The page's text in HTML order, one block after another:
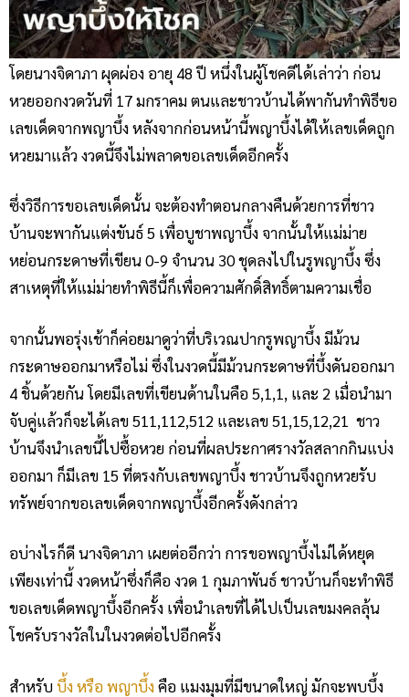
โดยนางจิดาภา ผุดผ่อง อายุ 48 ปี หนึ่งในผู้โชคดีได้เล่าว่า ก่อน
หวยออกงวดวันที่ 17 มกราคม ตนและชาวบ้านได้พากันทำพิธีขอ
เลขเด็ดจากพญาบึ้ง หลังจากก่อนหน้านี้พญาบึ้งได้ให้เลขเด็ดถูก
หวยมาแล้ว งวดนี้จึงไม่พลาดขอเลขเด็ดอีกครั้ง
ซึ่งวิธีการขอเลขเด็ดนั้น จะต้องทำตอนกลางคืนด้วยการที่ชาว
บ้านจะพากันแต่งขันธ์ 5 เพื่อบูชาพญาบึ้ง จากนั้นให้แม่ม่าย
หย่อนกระดาษที่เขียน 0-9 จำนวน 30 ชุดลงไปในรูพญาบึ้ง ซึ่ง
สาเหตุที่ให้แม่ม่ายทำพิธีนี้ก็เพื่อความศักดิ์สิทธิ์ตามความเชื่อ
จากนั้นพอรุ่งเช้าก็ค่อยมาดูว่าที่บริเวณปากรูพญาบึ้ง มีม้วน
กระดาษออกมาหรือไม่ ซึ่งในงวดนี้มีม้วนกระดาษที่บึ้งดันออกมา
4 ชิ้นด้วยกัน โดยมีเลขที่เขียนด้านในคือ 5,1,1, และ 2 เมื่อนำมา
จับคู่แล้วก็จะได้เลข 511,112,512 และเลข 51,15,12,21 ชาว
บ้านจึงนำเลขนี้ไปซื้อหวย ก่อนที่ผลประกาศรางวัลสลากกินแบ่ง
ออกมา ก็มีเลข 15 ที่ตรงกับเลขพญาบึ้ง ชาวบ้านจึงถูกหวยรับ
ทรัพย์จากขอเลขเด็ดจากพญาบึ้งอีกครั้งดังกล่าว
อบ่างไรก็ดี นางจิดาภา เผยต่ออีกว่า การขอพญาบึ้งไม่ได้หยุด
เพียงเท่านี้ งวดหน้าซึ่งก็คือ งวด 1 กุมภาพันธ์ ชาวบ้านก็จะทำพิธี
ขอเลขเด็ดพญาบึ้งอีกครั้ง เพื่อนำเลขที่ได้ไปเป็นเลขมงคลลุ้น
โชครับรางวัลในในงวดต่อไปอีกครั้ง
สำหรับบึ้ง หรือ พญาบึ้งคือ แมงมุมที่มีขนาดใหญ่ มักจะพบบึ้ง